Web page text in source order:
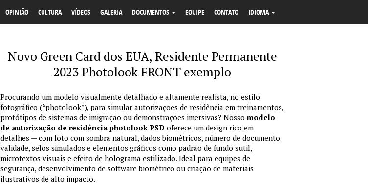
OPINIÃO CULTURA VÍDEOS GALERIA DOCUMENTOS EQUIPE CONTATO IDIOMA
Novo Green Card dos EUA, Residente Permanente
2023 Photolook FRONT exemplo
Procurando um modelo visualmente detalhado e altamente realista, no estilo
fotográfico (*photolook*), para simular autorizações de residência em treinamentos,
protótipos de sistemas de imigração ou demonstrações imersivas? Nosso modelo
de autorização de residência photolook PSD oferece um design rico em
detalhes — com foto com sombra natural, dados biométricos, número de documento,
validade, selos simulados e elementos gráficos como padrão de fundo sutil,
microtextos visuais e efeito de holograma estilizado. Ideal para equipes de
segurança, desenvolvimento de software biométrico ou criação de materiais
ilustrativos de alto impacto.